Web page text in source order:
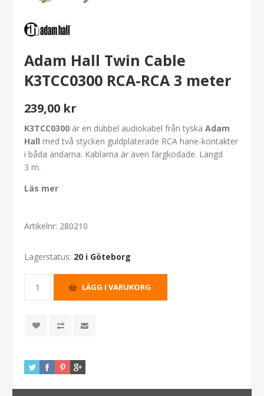
Adam Hall Twin Cable
K3TCC0300 RCA-RCA 3 meter
239,00 kr
K3TCC0300 är en dubbel audiokabel från tyska Adam
Hall med två stycken guldpläterade RCA hane-kontakter
i båda ändarna. Kablarna är även färgkodade. Längd
3 m.
Läs mer
Artikelnr: 280210
Lagerstatus: 20 i Göteborg